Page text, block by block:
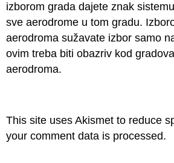
izborom grada dajete znak
sve aerodrome u tom gradu.
aerodroma sužavate izbor samo
ovim treba biti obazriv kod
aerodroma.
This site uses Akismet to reduce
your comment data is processed.